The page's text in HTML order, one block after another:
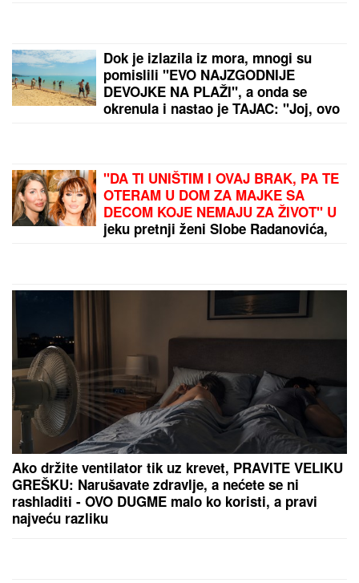
Dok je izlazila iz mora, mnogi su
pomislili "EVO NAJZGODNIJE
DEVOJKE NA PLAŽI", a onda se
okrenula i nastao je TAJAC: "Joj, ovo
"DA TI UNIŠTIM I OVAJ BRAK, PA TE
OTERAM U DOM ZA MAJKE SA
DECOM KOJE NEMAJU ZA ŽIVOT" U
jeku pretnji ženi Slobe Radanovića,
Ako držite ventilator tik uz krevet, PRAVITE VELIKU
GREŠKU: Narušavate zdravlje, a nećete se ni
rashladiti - OVO DUGME malo ko koristi, a pravi
najveću razliku